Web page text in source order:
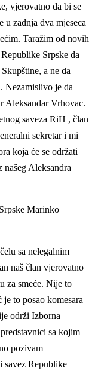
vjerovatno da bi se
u zadnja dva mjeseca
Taražim od novih
Srpske da
a ne da
Nezamislivo je da
Aleksandar Vrhovac.
saveza RiH , član
sekretar i mi
koja će se održati
Aleksandra
Marinko
sa nelegalnim
naš član vjerovatno
za smeće. Nije to
to posao komesara
održi Izborna
sa kojim
pozivam
savez Republike